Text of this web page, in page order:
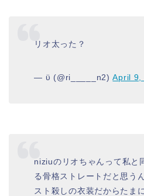
リオ太った？
— ϋ (@ri_____n2)April 9,
niziuのリオちゃんって私と
る骨格ストレートだと思う
スト殺しの衣装だからたま